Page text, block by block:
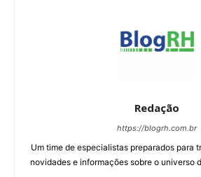
Redação
https://blogrh.com.br
Um time de especialistas preparados para
novidades e informações sobre o universo